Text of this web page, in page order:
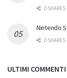
0 SHARES
Nintendo
0 SHARES
ULTIMI COMMENTI